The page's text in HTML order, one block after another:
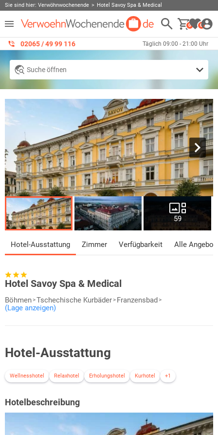
Sie sind hier: Verwöhnwochenende Hotel Savoy Spa & Medical
0 0
02065 / 49 ‌99 116 Täglich 09:00 - 21:00 Uhr
Suche öffnen
59
Hotel-Ausstattung Zimmer Verfügbarkeit Alle
Hotel Savoy Spa & Medical
Böhmen Tschechische Kurbäder
Franzensbad
(Lage anzeigen)
Hotel-Ausstattung
Wellnesshotel Relaxhotel Erholungshotel Kurhotel +1
Hotelbeschreibung